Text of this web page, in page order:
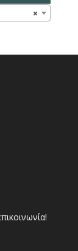
×